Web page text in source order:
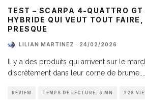
TEST – SCARPA 4-QUATTRO GT
HYBRIDE QUI VEUT TOUT
PRESQUE
LILIAN MARTINEZ · 24/02/2026
Il y a des produits qui arrivent sur le
discrètement dans leur corne de brume.
REVIEW TEMPS DE LECTURE: 6 MN 328